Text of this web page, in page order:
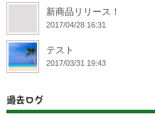
新商品リリース！
2017/04/28 16:31
テスト
2017/03/31 19:43
過去ログ